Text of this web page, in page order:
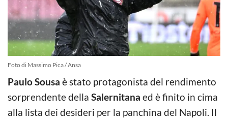
Foto di Massimo Pica / Ansa
Paulo Sousa è stato protagonista del rendimento
sorprendente della Salernitana ed è finito in cima
alla lista dei desideri per la panchina del Napoli. Il